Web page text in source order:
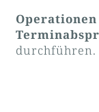
Operationen
durchführen.